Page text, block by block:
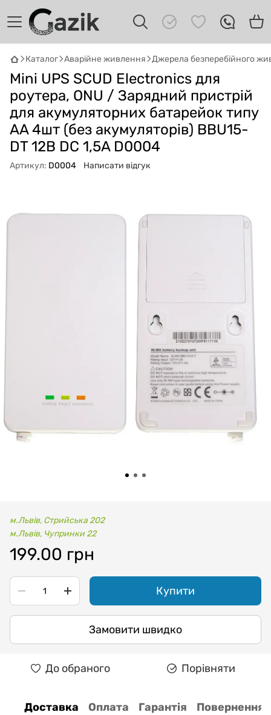
Каталог Аварійне живлення Джерела безперебійного
Mini UPS SCUD Electronics для
роутера, ONU / Зарядний пристрій
для акумуляторних батарейок типу
AA 4шт (без акумуляторів) BBU15-
DT 12В DC 1,5A D0004
Артикул: D0004 Написати відгук
м.Львів, Стрийська 202
м.Львів, Чупринки 22
199.00 грн
Купити
Замовити швидко
До обраного Порівняти
Доставка Оплата Гарантія Повернення
Онлайн · пошук техніки
Привіт! 👋 Я Gazik AI — допоможу
підібрати вживану комп'ютерну техніку.
Що шукаєш?